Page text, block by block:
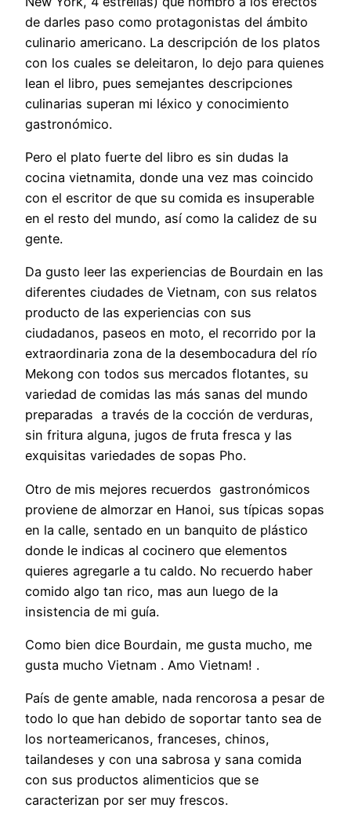
de darles paso como protagonistas del ámbito
culinario americano. La descripción de los platos
con los cuales se deleitaron, lo dejo para quienes
lean el libro, pues semejantes descripciones
culinarias superan mi léxico y conocimiento
gastronómico.
Pero el plato fuerte del libro es sin dudas la
cocina vietnamita, donde una vez mas coincido
con el escritor de que su comida es insuperable
en el resto del mundo, así como la calidez de su
gente.
Da gusto leer las experiencias de Bourdain en las
diferentes ciudades de Vietnam, con sus relatos
producto de las experiencias con sus
ciudadanos, paseos en moto, el recorrido por la
extraordinaria zona de la desembocadura del río
Mekong con todos sus mercados flotantes, su
variedad de comidas las más sanas del mundo
preparadas a través de la cocción de verduras,
sin fritura alguna, jugos de fruta fresca y las
exquisitas variedades de sopas Pho.
Otro de mis mejores recuerdos gastronómicos
proviene de almorzar en Hanoi, sus típicas sopas
en la calle, sentado en un banquito de plástico
donde le indicas al cocinero que elementos
quieres agregarle a tu caldo. No recuerdo haber
comido algo tan rico, mas aun luego de la
insistencia de mi guía.
Como bien dice Bourdain, me gusta mucho, me
gusta mucho Vietnam . Amo Vietnam! .
País de gente amable, nada rencorosa a pesar de
todo lo que han debido de soportar tanto sea de
los norteamericanos, franceses, chinos,
tailandeses y con una sabrosa y sana comida
con sus productos alimenticios que se
caracterizan por ser muy frescos.